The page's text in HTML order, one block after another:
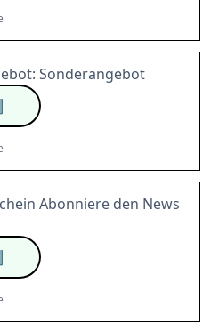
Sonderangebot
Abonniere den News